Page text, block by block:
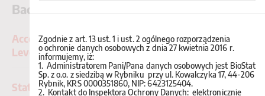
Badania kliniczne
Account Specialist – Clinical Research (Entry
Level)
Statystyk, Matematyk, Analityk - praca
Zgodnie z art. 13 ust. 1 i ust. 2 ogólnego rozporządzenia
o ochronie danych osobowych z dnia 27 kwietnia 2016 r.
informujemy, iż:
1. Administratorem Pani/Pana danych osobowych jest BioStat
Sp. z o.o. z siedzibą w Rybniku przy ul. Kowalczyka 17, 44-206
Rybnik, KRS 0000351860, NIP: 6423125404.
2. Kontakt do Inspektora Ochrony Danych: elektronicznie